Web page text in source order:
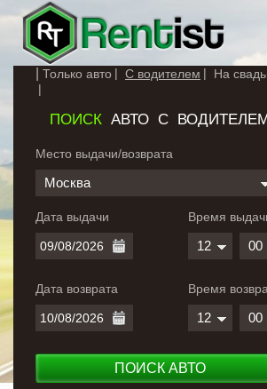
Только авто С водителем На
ПОИСК АВТО С
Место выдачи/возврата
Москва
Дата выдачи
Дата возврата
Время
12 00
Время
12 00
ПОИСК АВТО